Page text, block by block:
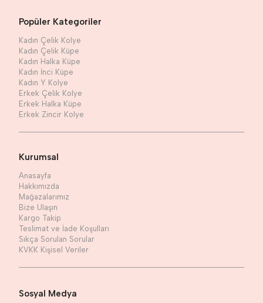
Popüler Kategoriler
Kadın Çelik Kolye
Kadın Çelik Küpe
Kadın Halka Küpe
Kadın İnci Küpe
Kadın Y Kolye
Erkek Çelik Kolye
Erkek Halka Küpe
Erkek Zincir Kolye
Kurumsal
Anasayfa
Hakkımızda
Mağazalarımız
Bize Ulaşın
Kargo Takip
Teslimat ve İade Koşulları
Sıkça Sorulan Sorular
KVKK Kişisel Veriler
Sosyal Medya